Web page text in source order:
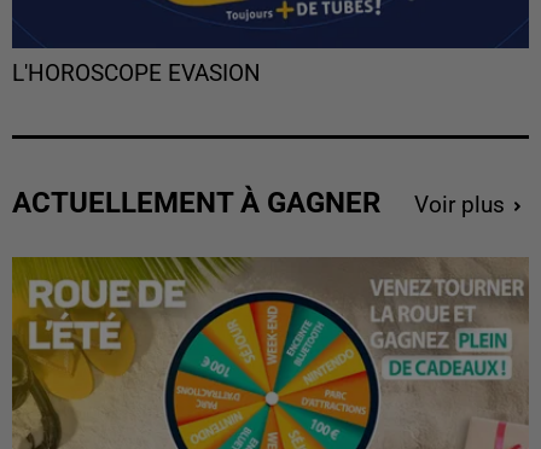
L'HOROSCOPE EVASION
ACTUELLEMENT À GAGNER Voir plus